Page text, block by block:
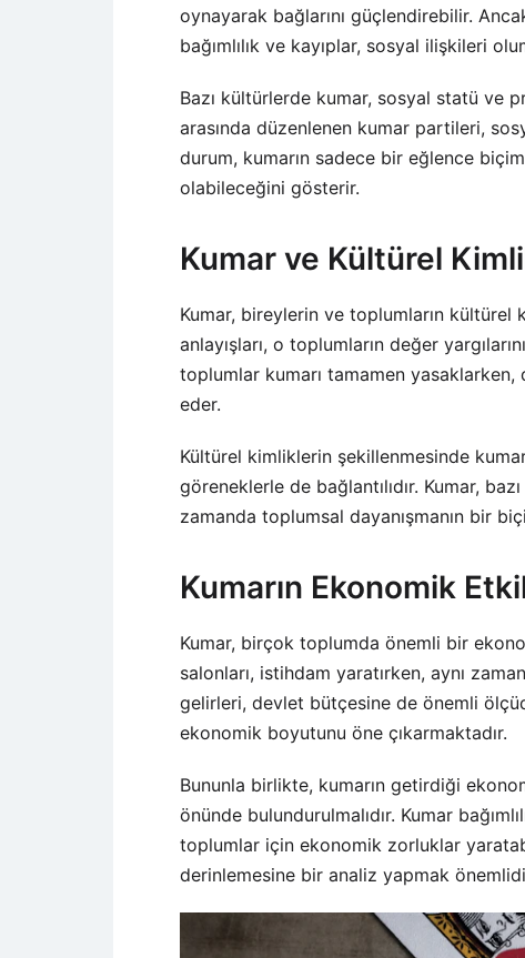
oynayarak bağlarını güçlendirebilir.
bağımlılık ve kayıplar, sosyal ilişkileri
Bazı kültürlerde kumar, sosyal statü ve
arasında düzenlenen kumar partileri,
durum, kumarın sadece bir eğlence
olabileceğini gösterir.
Kumar ve Kültürel
Kumar, bireylerin ve toplumların
anlayışları, o toplumların değer
toplumlar kumarı tamamen
eder.
Kültürel kimliklerin şekillenmesinde
göreneklerle de bağlantılıdır. Kumar,
zamanda toplumsal dayanışmanın bir
Kumarın Ekonomik
Kumar, birçok toplumda önemli bir
salonları, istihdam yaratırken, aynı
gelirleri, devlet bütçesine de önemli
ekonomik boyutunu öne çıkarmaktadır.
Bununla birlikte, kumarın getirdiği
önünde bulundurulmalıdır. Kumar
toplumlar için ekonomik zorluklar
derinlemesine bir analiz yapmak